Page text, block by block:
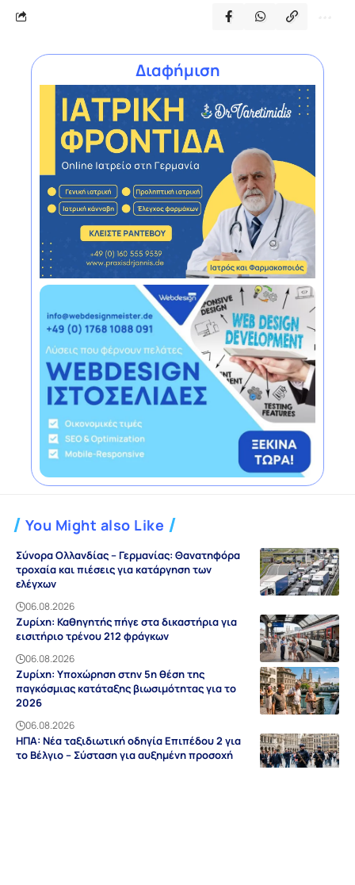
Διαφήμιση
You Might also Like
Σύνορα Ολλανδίας – Γερμανίας: Θανατηφόρα
τροχαία και πιέσεις για κατάργηση των
ελέγχων
06.08.2026
Ζυρίχη: Καθηγητής πήγε στα δικαστήρια για
εισιτήριο τρένου 212 φράγκων
06.08.2026
Ζυρίχη: Υποχώρηση στην 5η θέση της
παγκόσμιας κατάταξης βιωσιμότητας για το
2026
06.08.2026
ΗΠΑ: Νέα ταξιδιωτική οδηγία Επιπέδου 2 για
το Βέλγιο – Σύσταση για αυξημένη προσοχή